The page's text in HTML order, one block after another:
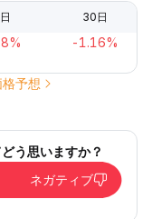
30日
-1.16%
予想
う思いますか？
ネガティブ